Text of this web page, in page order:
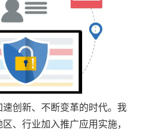
创新、不断变革的时代。我
、行业加入推广应用实施，